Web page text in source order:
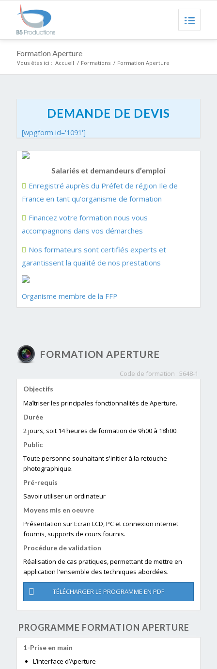
Formation Aperture
Vous êtes ici : Accueil / Formations / Formation Aperture
DEMANDE DE DEVIS
[wpgform id='1091']
Salariés et demandeurs d’emploi
Enregistré auprès du Préfet de région Ile de
France en tant qu’organisme de formation
Financez votre formation nous vous
accompagnons dans vos démarches
Nos formateurs sont certifiés experts et
garantissent la qualité de nos prestations
Organisme membre de la FFP
FORMATION APERTURE
Code de formation : 5648-1
Objectifs
Maîtriser les principales fonctionnalités de Aperture.
Durée
2 jours, soit 14 heures de formation de 9h00 à 18h00.
Public
Toute personne souhaitant s'initier à la retouche
photographique.
Pré-requis
Savoir utiliser un ordinateur
Moyens mis en oeuvre
Présentation sur Ecran LCD, PC et connexion internet
fournis, supports de cours fournis.
Procédure de validation
Réalisation de cas pratiques, permettant de mettre en
application l'ensemble des techniques abordées.
TÉLÉCHARGER LE PROGRAMME EN PDF
PROGRAMME FORMATION APERTURE
Prise en main
L’interface d’Aperture